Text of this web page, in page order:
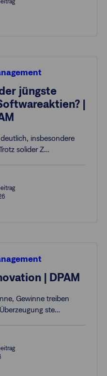
jüngste
|
insbesondere
solider Z…
| DPAM
Gewinne treiben
ste…